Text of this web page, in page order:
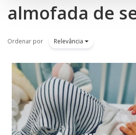
almofada de
Ordenar por Relevância